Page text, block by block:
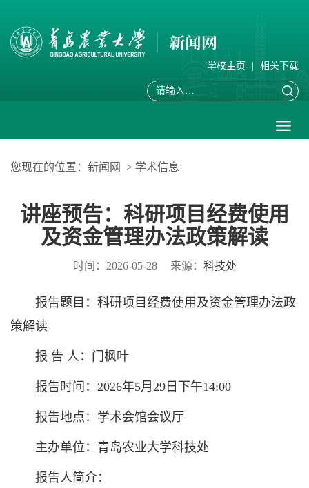
学校主页 相关下载
您现在的位置： 新闻网 > 学术信息
讲座预告：科研项目经费使用
及资金管理办法政策解读
时间：2026-05-28 来源： 科技处
报告题目：科研项目经费使用及资金管理办法政
策解读
报 告 人：门枫叶
报告时间：2026年5月29日下午14:00
报告地点：学术会馆会议厅
主办单位：青岛农业大学科技处
报告人简介：